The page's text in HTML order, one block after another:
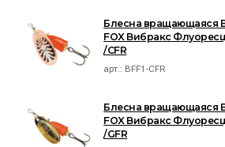
Блесна вращающаяся
FOX Вибракс
/CFR
арт.: BFF1-CFR
Блесна вращающаяся
FOX Вибракс
/GFR